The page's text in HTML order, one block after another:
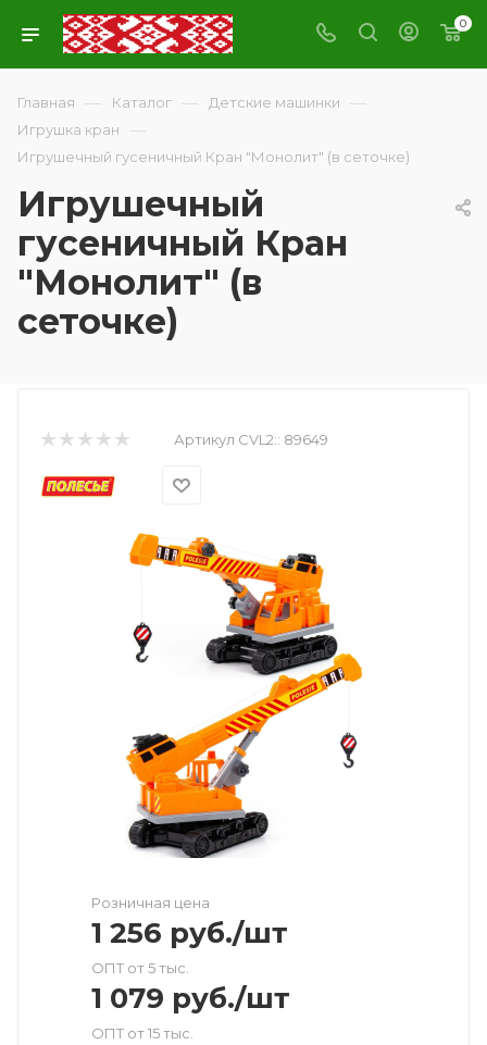
0
Главная — Каталог — Детские машинки —
Игрушка кран —
Игрушечный гусеничный Кран "Монолит" (в сеточке)
Игрушечный
гусеничный Кран
"Монолит" (в
сеточке)
Артикул CVL2:: 89649
Розничная цена
1 256 руб./шт
ОПТ от 5 тыс.
1 079 руб./шт
ОПТ от 15 тыс.